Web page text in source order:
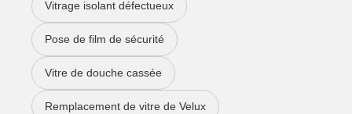
Vitrage isolant défectueux
Pose de film de sécurité
Vitre de douche cassée
Remplacement de vitre de Velux